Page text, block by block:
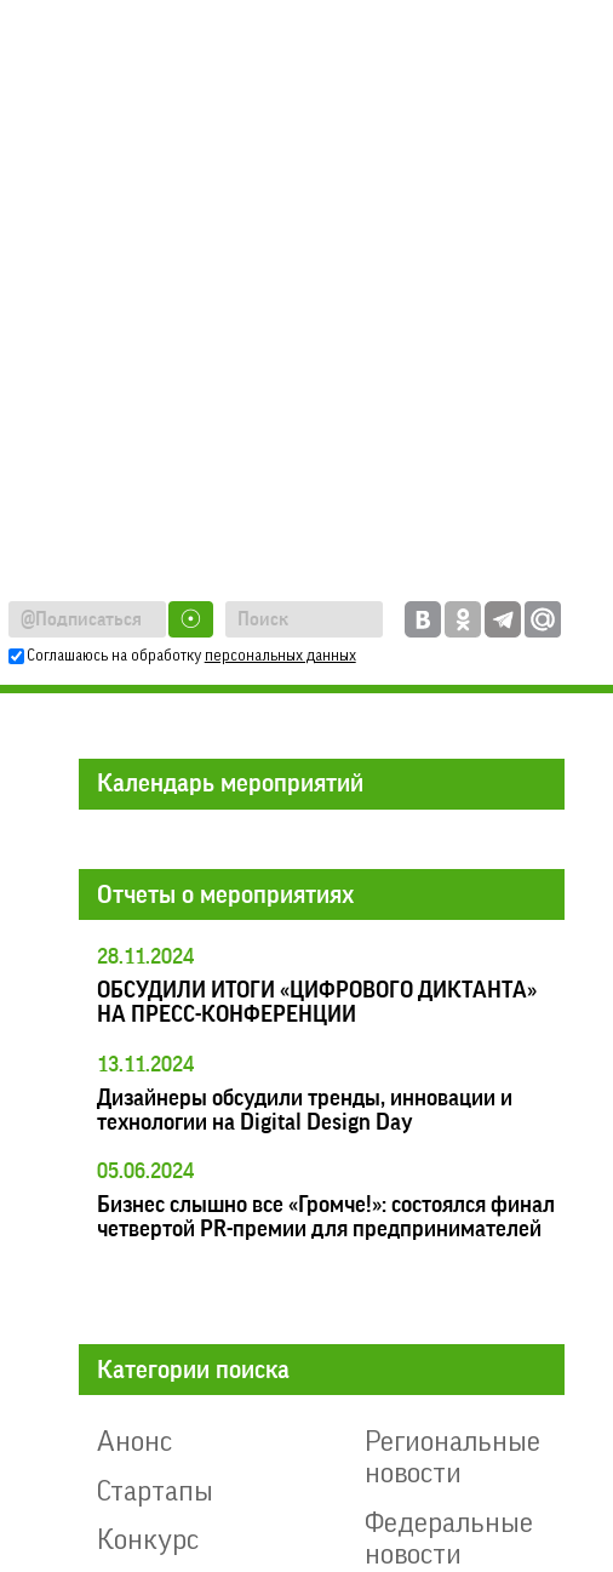
☉
Соглашаюсь на обработку персональных данных
Календарь мероприятий
Отчеты о мероприятиях
28.11.2024
ОБСУДИЛИ ИТОГИ «ЦИФРОВОГО ДИКТАНТА»
НА ПРЕСС-КОНФЕРЕНЦИИ
13.11.2024
Дизайнеры обсудили тренды, инновации и
технологии на Digital Design Day
05.06.2024
Бизнес слышно все «Громче!»: состоялся финал
четвертой PR-премии для предпринимателей
Категории поиска
Анонс
Стартапы
Конкурс
Региональные
новости
Федеральные
новости